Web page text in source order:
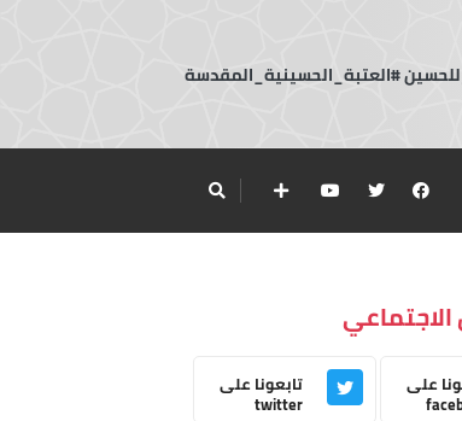
#العتبة_الحسينية_المقدسة
على تابعونا على
twitter